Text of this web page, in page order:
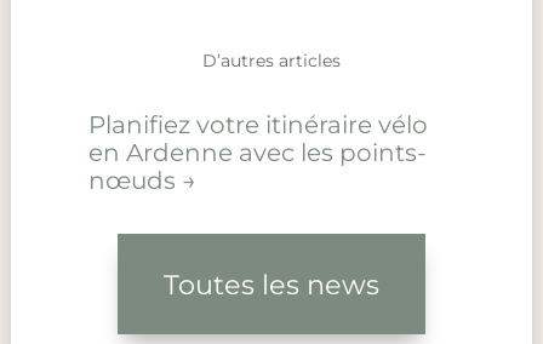
D’autres articles
Planifiez votre itinéraire vélo
en Ardenne avec les points-
nœuds →
Toutes les news